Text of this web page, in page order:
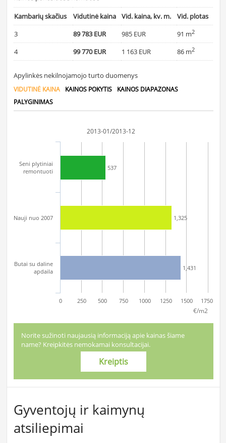
Kambarių skačius Vidutinė kaina Vid. kaina, kv. m.
Vid. plotas
3
89 783 EUR 985 EUR 91 m2
4 99 770 EUR 1 163 EUR 86 m2
Apylinkės nekilnojamojo turto duomenys
VIDUTINĖ KAINA KAINOS POKYTIS
KAINOS DIAPAZONAS
PALYGINIMAS
€/m2
2013-01/2013-12
537
1,325
1,431
Seni plytiniai
remontuoti
Nauji nuo 2007
Butai su daline
apdaila
0 250 500 750 1000 1250 1500 1750
Norite sužinoti naujausią informaciją apie kainas šiame
name? Kreipkitės nemokamai konsultacijai.
Kreiptis
Gyventojų ir kaimynų
atsiliepimai